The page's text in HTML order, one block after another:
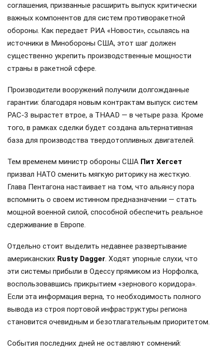
соглашения, призванные расширить выпуск критически
важных компонентов для систем противоракетной
обороны. Как передает РИА «Новости», ссылаясь на
источники в Минобороны США, этот шаг должен
существенно укрепить производственные мощности
страны в ракетной сфере.
Производители вооружений получили долгожданные
гарантии: благодаря новым контрактам выпуск систем
PAC-3 вырастет втрое, а THAAD — в четыре раза. Кроме
того, в рамках сделки будет создана альтернативная
база для производства твердотопливных двигателей.
Тем временем министр обороны США Пит Хегсет
призвал НАТО сменить мягкую риторику на жесткую.
Глава Пентагона настаивает на том, что альянсу пора
вспомнить о своем истинном предназначении — стать
мощной военной силой, способной обеспечить реальное
сдерживание в Европе.
Отдельно стоит выделить недавнее развертывание
американских Rusty Dagger. Ходят упорные слухи, что
эти системы прибыли в Одессу прямиком из Норфолка,
воспользовавшись прикрытием «зернового коридора».
Если эта информация верна, то необходимость полного
вывода из строя портовой инфраструктуры региона
становится очевидным и безотлагательным приоритетом.
События последних дней не оставляют сомнений: